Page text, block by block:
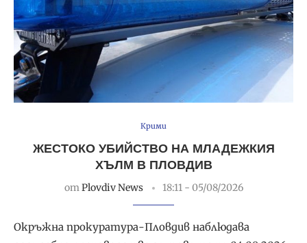
Крими
ЖЕСТОКО УБИЙСТВО НА МЛАДЕЖКИЯ
ХЪЛМ В ПЛОВДИВ
отPlovdiv News 18:11 - 05/08/2026
Окръжна прокуратура-Пловдив наблюдава